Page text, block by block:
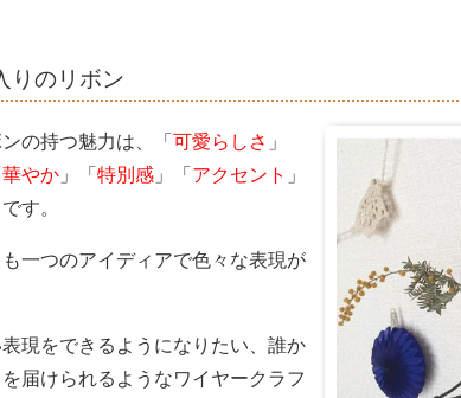
りのリボン
の持つ魅力は、「 可愛らしさ 」
華やか 」「 特別感 」「 アクセント 」
す。
一つのアイディアで色々な表現が
現をできるようになりたい、誰か
届けられるようなワイヤークラフ